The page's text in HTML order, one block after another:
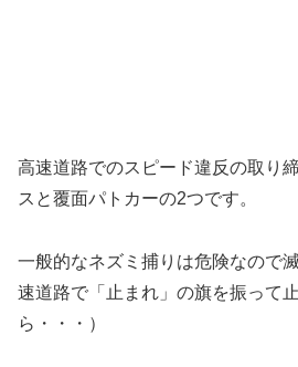
高速道路でのスピード違反の取り
スと覆面パトカーの2つです。
一般的なネズミ捕りは危険なので
速道路で「止まれ」の旗を振って
ら・・・）